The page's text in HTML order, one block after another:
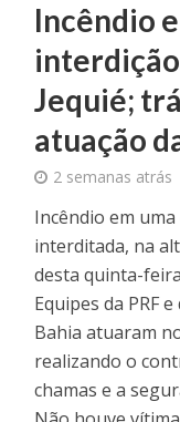
Incêndio
Jequié;
atuação
2 semanas atrás
Incêndio em
interditada, na
desta quinta-
Equipes da PRF
Bahia atuaram
realizando o
chamas e a